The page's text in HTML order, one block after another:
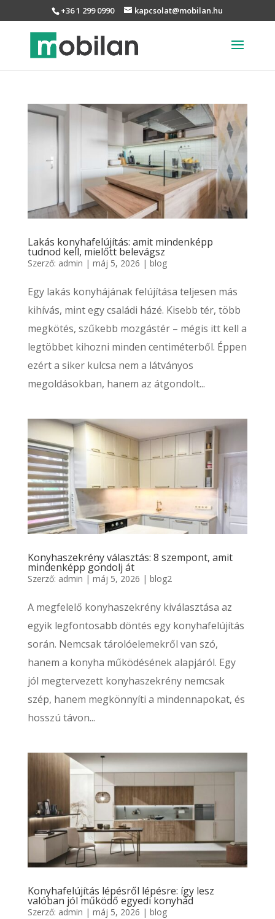
+36 1 299 0990 kapcsolat@mobilan.hu
Lakás konyhafelújítás: amit mindenképp
tudnod kell, mielőtt belevágsz
Szerző: admin | máj 5, 2026 | blog
Egy lakás konyhájának felújítása teljesen más
kihívás, mint egy családi házé. Kisebb tér, több
megkötés, szűkebb mozgástér – mégis itt kell a
legtöbbet kihozni minden centiméterből. Éppen
ezért a siker kulcsa nem a látványos
megoldásokban, hanem az átgondolt...
Konyhaszekrény választás: 8 szempont, amit
mindenképp gondolj át
Szerző: admin | máj 5, 2026 | blog2
A megfelelő konyhaszekrény kiválasztása az
egyik legfontosabb döntés egy konyhafelújítás
során. Nemcsak tárolóelemekről van szó,
hanem a konyha működésének alapjáról. Egy
jól megtervezett konyhaszekrény nemcsak
szép, hanem megkönnyíti a mindennapokat, és
hosszú távon...
Konyhafelújítás lépésről lépésre: így lesz
valóban jól működő egyedi konyhád
Szerző: admin | máj 5, 2026 | blog